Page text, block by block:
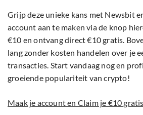
Grijp deze unieke kans met Newsbit
account aan te maken via de knop
€10 en ontvang direct €10 gratis.
lang zonder kosten handelen over je
transacties. Start vandaag nog en
groeiende populariteit van crypto!
Maak je account en Claim je €10